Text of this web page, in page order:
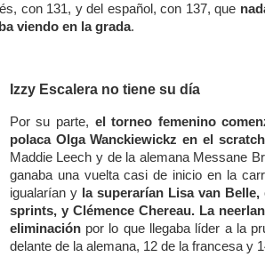
con 131, y del español, con 137, que
viendo en la grada.
Izzy Escalera no tiene su día
Por su parte, el torneo femenino
polaca Olga Wanckiewickz en el scratch
Maddie Leech y de la alemana Messane
ganaba una vuelta casi de inicio en la
igualarían y la superarían Lisa van
sprints, y Clémence Chereau. La
eliminaciónpor lo que llegaba líder a la
delante de la alemana, 12 de la francesa y